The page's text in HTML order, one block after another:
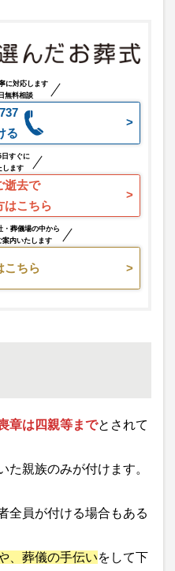
に対応します
無料相談
る
すぐに
します
逝去で
はこちら
・葬儀場の中から
案内いたします
こちら
章は四親等までとされて
た親族のみが付けます。
全員が付ける場合もある
、葬儀の手伝いをして下